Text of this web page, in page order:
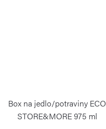
Box na jedlo/potraviny ECO
STORE&MORE 975 ml